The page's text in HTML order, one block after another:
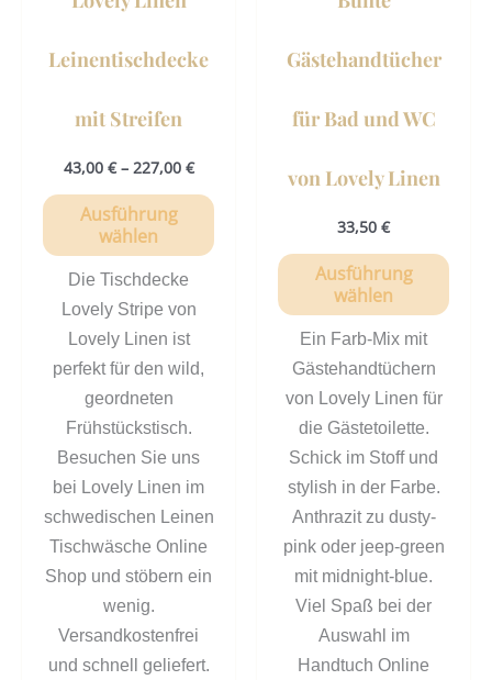
Leinentischdecke
mit Streifen
43,00 €– 227,00 €
Ausführung
wählen
Produktseite
Die Tischdecke
Lovely Stripe von
Lovely Linen ist
perfekt für den wild,
geordneten
Frühstückstisch.
Besuchen Sie uns
bei Lovely Linen im
schwedischen Leinen
Tischwäsche Online
Shop und stöbern ein
wenig.
Versandkostenfrei
und schnell geliefert.
Gästehandtücher
für Bad und WC
von Lovely Linen
33,50 €
Ausführung
wählen
Ein Farb-Mix mit
Gästehandtüchern
von Lovely Linen für
die Gästetoilette.
Schick im Stoff und
stylish in der Farbe.
Anthrazit zu dusty-
pink oder jeep-green
mit midnight-blue.
Viel Spaß bei der
Auswahl im
Handtuch Online